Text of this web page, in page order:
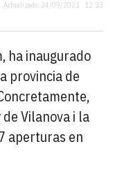
Actualizado: 24/09/2021 · 12:33
ha inaugurado
provincia de
Vilanova i la
aperturas en